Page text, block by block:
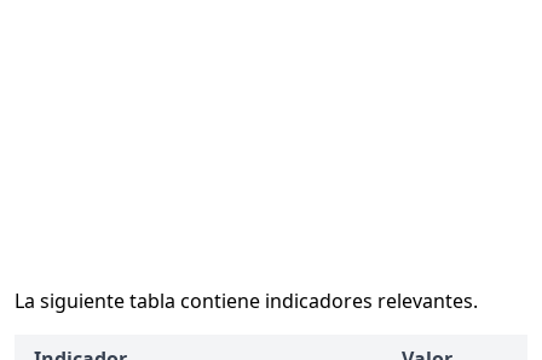
La siguiente tabla contiene indicadores relevantes.